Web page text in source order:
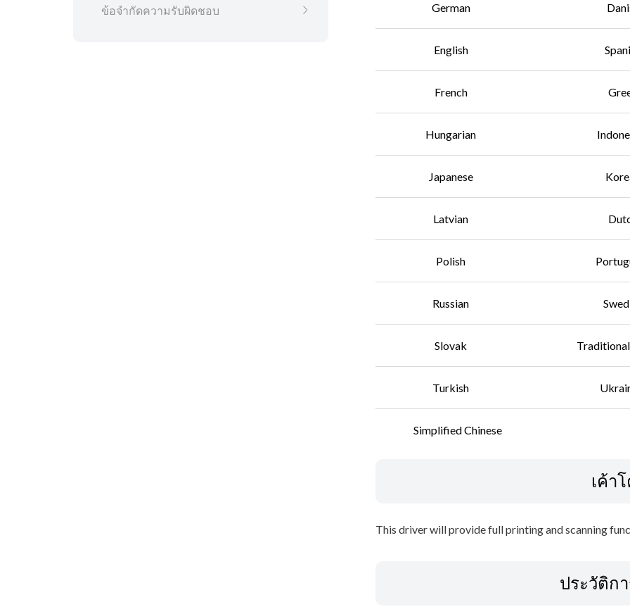
ข้อจำกัดความรับผิดชอบ German
English
French
Hungarian
Japanese
Latvian
Polish
Russian
Slovak
Turkish
Simplified Chinese
เค้า
This driver will provide full printing and scanning
ประวัติก